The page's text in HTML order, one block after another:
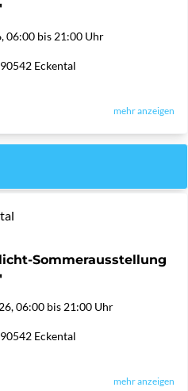
06:00 bis 21:00 Uhr
Eckental
mehr anzeigen
Sommerausstellung
06:00 bis 21:00 Uhr
Eckental
mehr anzeigen